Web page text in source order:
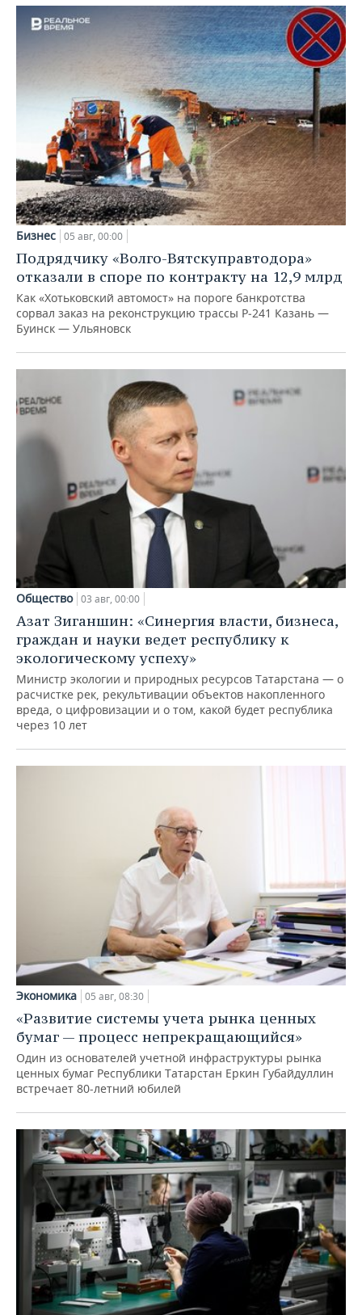
Бизнес 05 авг, 00:00
Подрядчику «Волго-Вятскуправтодора»
отказали в споре по контракту на 12,9 млрд
Как «Хотьковский автомост» на пороге банкротства
сорвал заказ на реконструкцию трассы Р‑241 Казань —
Буинск — Ульяновск
Общество 03 авг, 00:00
Азат Зиганшин: «Синергия власти, бизнеса,
граждан и науки ведет республику к
экологическому успеху»
Министр экологии и природных ресурсов Татарстана — о
расчистке рек, рекультивации объектов накопленного
вреда, о цифровизации и о том, какой будет республика
через 10 лет
Экономика 05 авг, 08:30
«Развитие системы учета рынка ценных
бумаг — процесс непрекращающийся»
Один из основателей учетной инфраструктуры рынка
ценных бумаг Республики Татарстан Еркин Губайдуллин
встречает 80-летний юбилей